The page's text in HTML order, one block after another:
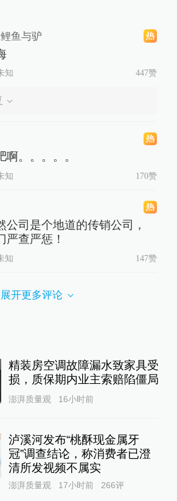
鱼与驴
知 447赞
啊。。。。。
知 170赞
公司是个地道的传销公司，
严查严惩！
知 147赞
展开更多评论
精装房空调故障漏水致家具受
损，质保期内业主索赔陷僵局
澎湃质量观 16小时前
泸溪河发布“桃酥现金属牙
冠”调查结论，称消费者已澄
清所发视频不属实
澎湃质量观 17小时前 266评